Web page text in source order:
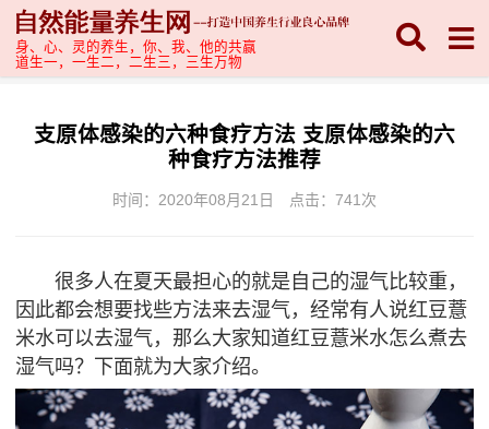
身、心、灵的养生，你、我、他的共赢
道生一，一生二，二生三，三生万物
支原体感染的六种食疗方法 支原体感染的六
种食疗方法推荐
时间：2020年08月21日 点击： 741次
很多人在夏天最担心的就是自己的湿气比较重，
因此都会想要找些方法来去湿气，经常有人说红豆薏
米水可以去湿气，那么大家知道红豆薏米水怎么煮去
湿气吗？下面就为大家介绍。